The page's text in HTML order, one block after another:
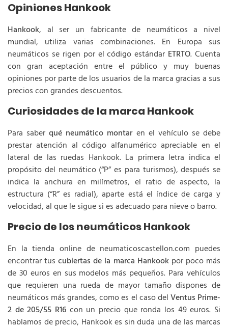
Opiniones Hankook
Hankook, al ser un fabricante de neumáticos a nivel
mundial, utiliza varias combinaciones. En Europa sus
neumáticos se rigen por el código estándar ETRTO. Cuenta
con gran aceptación entre el público y muy buenas
opiniones por parte de los usuarios de la marca gracias a sus
precios con grandes descuentos.
Curiosidades de la marca Hankook
Para saberqué neumático montaren el vehículo se debe
prestar atención al código alfanumérico apreciable en el
lateral de las ruedas Hankook. La primera letra indica el
propósito del neumático (“P” es para turismos), después se
indica la anchura en milímetros, el ratio de aspecto, la
estructura (“R” es radial), aparte está el índice de carga y
velocidad, al que le sigue si es adecuado para nieve o barro.
Precio de los neumáticos Hankook
En la tienda online de neumaticoscastellon.com puedes
encontrar tuscubiertas de la marca Hankookpor poco más
de 30 euros en sus modelos más pequeños. Para vehículos
que requieren una rueda de mayor tamaño dispones de
neumáticos más grandes, como es el caso delVentus Prime-
2 de 205/55 R16 con un precio que ronda los 49 euros. Si
hablamos de precio, Hankook es sin duda una de las marcas